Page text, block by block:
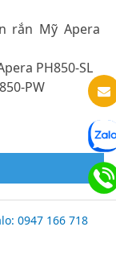
rắn Mỹ Apera
PH850-SL
PW
0947 166 718